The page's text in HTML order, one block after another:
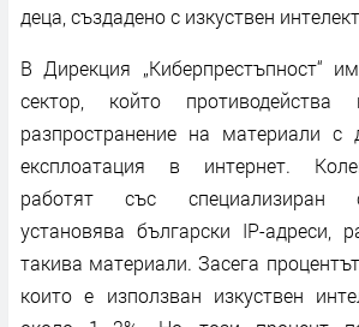
деца, създадено с изкуствен интелект
В Дирекция „Киберпрестъпност“
сектор, който противодейства
разпространение на материали с
експлоатация в интернет.
работят със специализиран
установява български IP-адреси,
такива материали. Засега
които е използван изкуствен